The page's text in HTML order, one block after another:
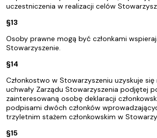
uczestniczenia w realizacji celów
§13
Osoby prawne mogą być członkami
Stowarzyszenie.
§14
Członkostwo w Stowarzyszeniu uzyskuje
uchwały Zarządu Stowarzyszenia podjętej
zainteresowaną osobę deklaracji
podpisami dwóch członków
trzyletnim stażem członkowskim w
§15